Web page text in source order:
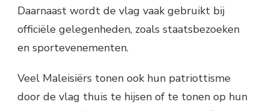
Daarnaast wordt de vlag vaak gebruikt bij
officiële gelegenheden, zoals staatsbezoeken
en sportevenementen.
Veel Maleisiërs tonen ook hun patriottisme
door de vlag thuis te hijsen of te tonen op hun